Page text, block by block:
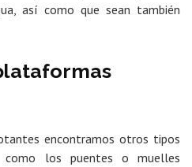
así como que sean también
encontramos otros tipos
los puentes o muelles